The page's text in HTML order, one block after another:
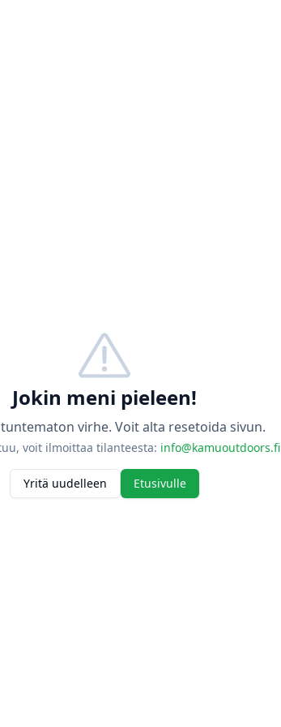
Jokin meni pieleen!
virhe. Voit alta resetoida sivun.
voit ilmoittaa tilanteesta: info@kamuoutdoors.fi
Yritä uudelleen Etusivulle